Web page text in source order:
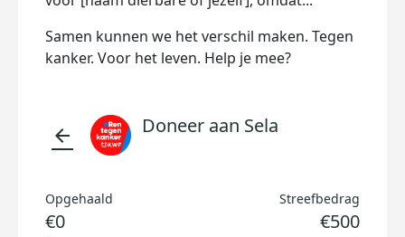
Samen kunnen we het verschil maken. Tegen
kanker. Voor het leven. Help je mee?
arrow_back Doneer aan Sela
Opgehaald
€0
Streefbedrag
€500